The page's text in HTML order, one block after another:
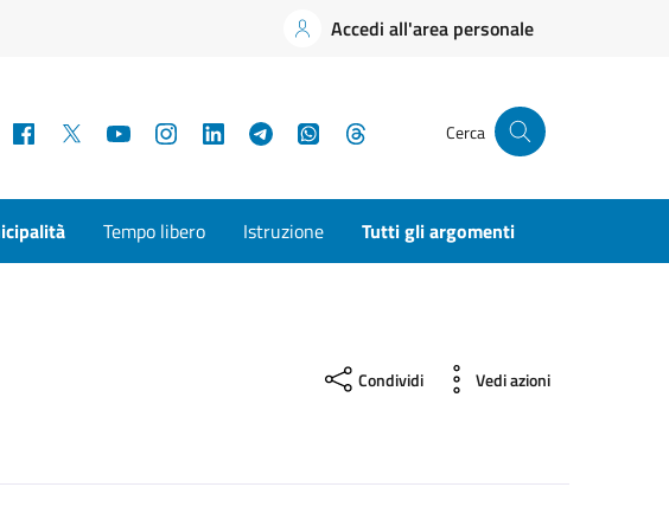
Accedi all'area personale
Facebook YouTubeInstagramLinkedInTelegramWhatsApp Cerca
Tempo libero Istruzione Tutti gli argomenti
Condividi Vedi azioni